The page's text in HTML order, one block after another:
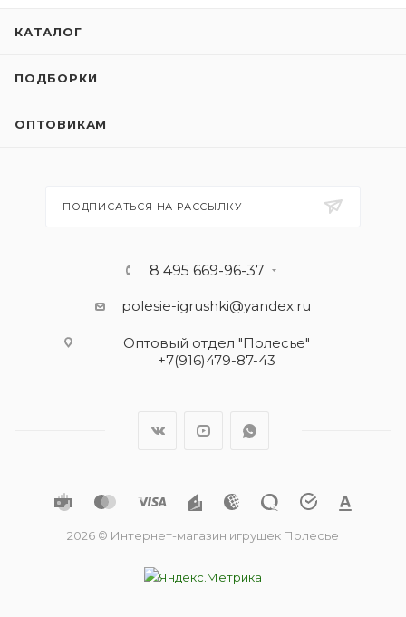
КАТАЛОГ
ПОДБОРКИ
ОПТОВИКАМ
ПОДПИСАТЬСЯ НА РАССЫЛКУ
8 495 669-96-37
polesie-igrushki@yandex.ru
Оптовый отдел "Полесье"
+7(916)479-87-43
2026 © Интернет-магазин игрушек Полесье